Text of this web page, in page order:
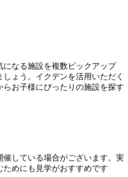
になる施設を複数ピックアップ
ょう。イクデンを活用いただく
らお子様にぴったりの施設を探す
している場合がございます。実
めにも見学がおすすめです